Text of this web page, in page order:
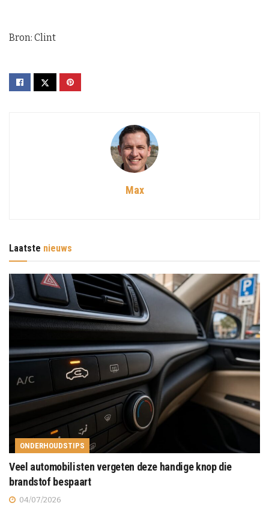
Bron: Clint
Max
Laatste nieuws
ONDERHOUDSTIPS
Veel automobilisten vergeten deze handige knop die
brandstof bespaart
04/07/2026